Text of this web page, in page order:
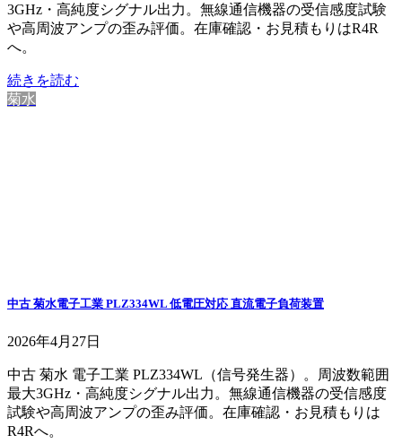
3GHz・高純度シグナル出力。無線通信機器の受信感度試験
や高周波アンプの歪み評価。在庫確認・お見積もりはR4R
へ。
続きを読む
菊水
中古 菊水電子工業 PLZ334WL 低電圧対応 直流電子負荷装置
2026年4月27日
中古 菊水 電子工業 PLZ334WL（信号発生器）。周波数範囲
最大3GHz・高純度シグナル出力。無線通信機器の受信感度
試験や高周波アンプの歪み評価。在庫確認・お見積もりは
R4Rへ。